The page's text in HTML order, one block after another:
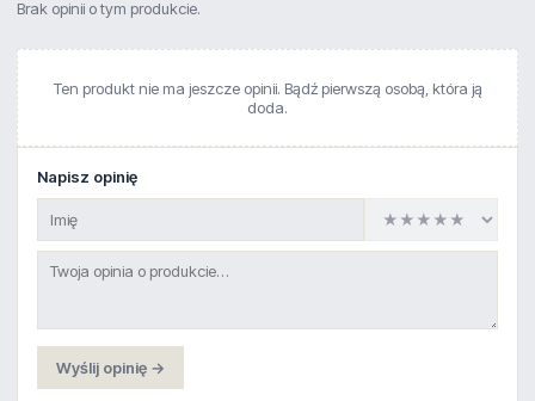
Brak opinii o tym produkcie.
Ten produkt nie ma jeszcze opinii. Bądź pierwszą osobą, która ją
doda.
Napisz opinię
Wyślij opinię →